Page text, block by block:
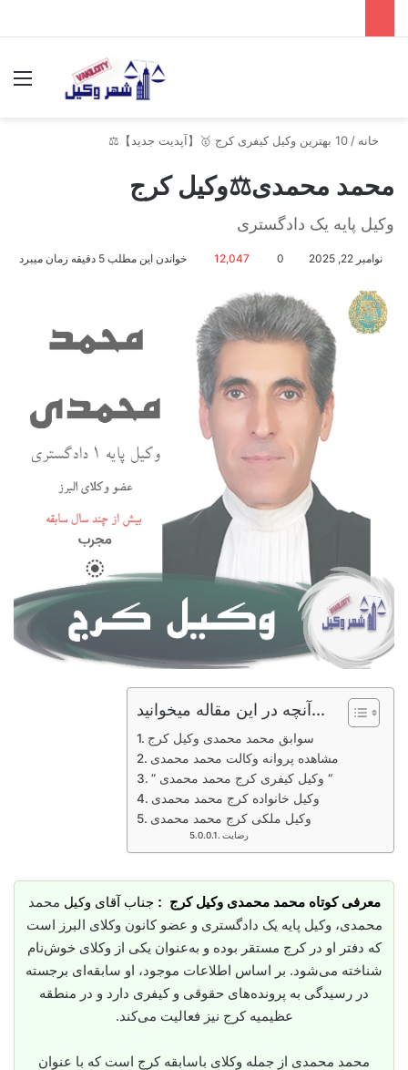
خانه / 10 بهترین وکیل کیفری کرج 🥇【آپدیت جدید】⚖️
محمد محمدی⚖️وکیل کرج
وکیل پایه یک دادگستری
نوامبر 22, 2025 0
12,047 خواندن این مطلب 5 دقیقه زمان میبرد
آنچه در این مقاله میخوانید...
سوابق محمد محمدی وکیل کرج
مشاهده پروانه وکالت محمد محمدی
” وکیل کیفری کرج محمد محمدی “
وکیل خانواده کرج محمد محمدی
وکیل ملکی کرج محمد محمدی
رضایت
معرفی کوتاه محمد محمدی وکیل کرج :جناب آقای وکیل محمد
محمدی، وکیل پایه یک دادگستری و عضو کانون وکلای البرز است
که دفتر او در کرج مستقر بوده و به‌عنوان یکی از وکلای خوش‌نام
شناخته می‌شود. بر اساس اطلاعات موجود، او سابقه‌ای برجسته
در رسیدگی به پرونده‌های حقوقی و کیفری دارد و در منطقه
عظیمیه کرج نیز فعالیت می‌کند.
محمد محمدی از جمله وکلای باسابقه کرج است که با عنوان